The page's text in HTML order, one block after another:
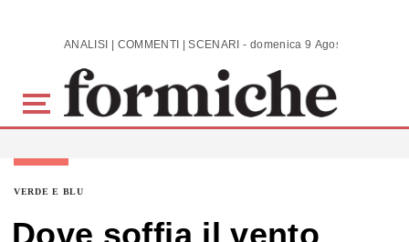
Skip to main content ANALISI | COMMENTI | SCENARI - domenica 9 Agosto 2026
VERDE E BLU
Dove soffia il vento